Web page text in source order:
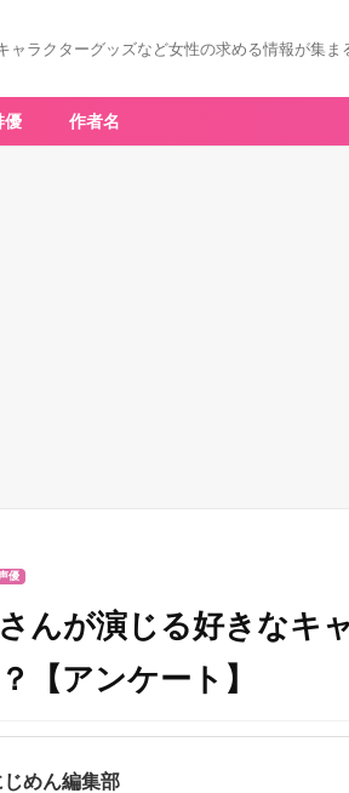
ャラクターグッズなど女性の求める情報が集ま
優 作者名
優
んが演じる好きなキ
【アンケート】
めん編集部